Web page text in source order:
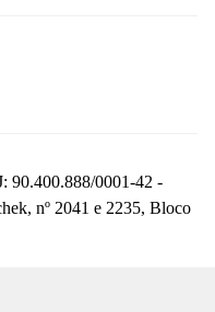
90.400.888/0001-42 -
nº 2041 e 2235, Bloco